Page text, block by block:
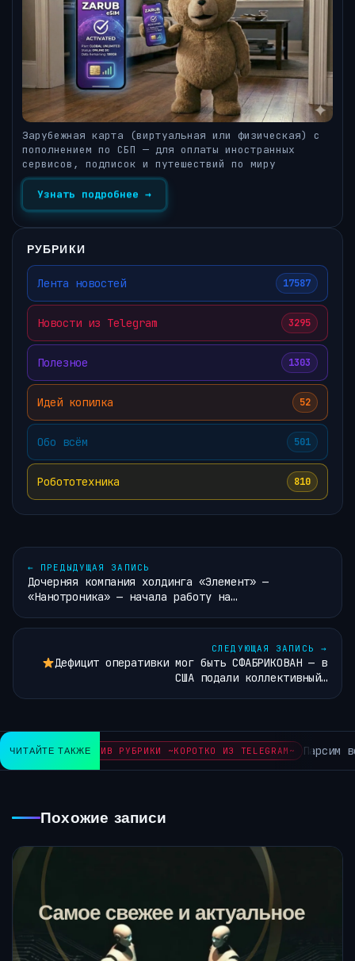
Зарубежная карта (виртуальная или физическая) с
пополнением по СБП — для оплаты иностранных
сервисов, подписок и путешествий по миру
Узнать подробнее →
РУБРИКИ
Лента новостей 17587
Новости из Telegram 3295
Полезное 1303
Идей копилка 52
Обо всём 501
Робототехника 810
← ПРЕДЫДУЩАЯ ЗАПИСЬ
Дочерняя компания холдинга «Элемент» —
«Нанотроника» — начала работу на…
СЛЕДУЮЩАЯ ЗАПИСЬ →
Дефицит оперативки мог быть СФАБРИКОВАН — в
США подали коллективный…
ЧИТАЙТЕ ТАКЖЕАРХИВ РУБРИКИ ~КОРОТКО ИЗ TELEGRAM~ Парсим весь
Похожие записи